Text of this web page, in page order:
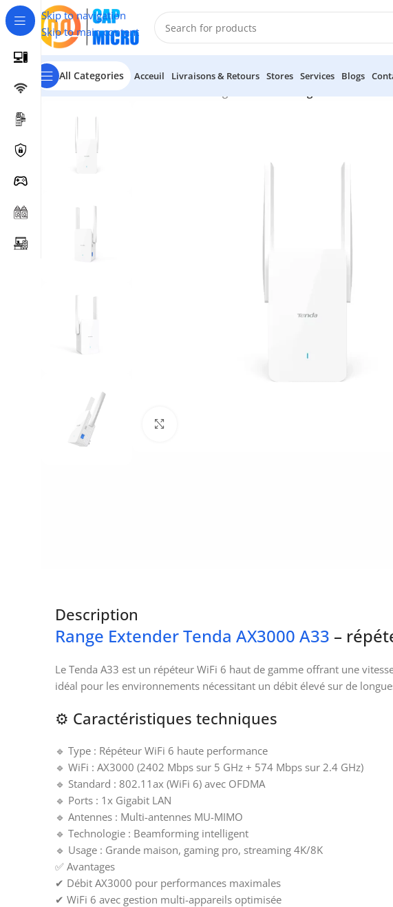
Skip to navigation
Skip to main content
All Categories Acceuil Livraisons & Retours Stores Services Blogs
Accueil/RESEAUX/ Range Extender
Description
Range Extender Tenda AX3000 A33 –
Le Tenda A33 est un répéteur WiFi 6 haut de gamme offrant une
idéal pour les environnements nécessitant un débit élevé sur de
⚙️ Caractéristiques techniques
🔹 Type : Répéteur WiFi 6 haute performance
🔹 WiFi : AX3000 (2402 Mbps sur 5 GHz + 574 Mbps sur 2.4 GHz)
🔹 Standard : 802.11ax (WiFi 6) avec OFDMA
🔹 Ports : 1x Gigabit LAN
🔹 Antennes : Multi-antennes MU-MIMO
🔹 Technologie : Beamforming intelligent
🔹 Usage : Grande maison, gaming pro, streaming 4K/8K
✅ Avantages
✔ Débit AX3000 pour performances maximales
✔ WiFi 6 avec gestion multi-appareils optimisée